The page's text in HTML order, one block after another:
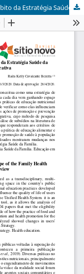
Educação Alimentar e Nutricional no âmbito da Estratégia Saúde da Família: uma revisão integrativa